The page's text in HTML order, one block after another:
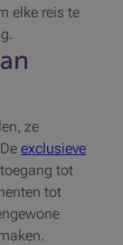
elke reis te
ze
exclusieve
tot
tot